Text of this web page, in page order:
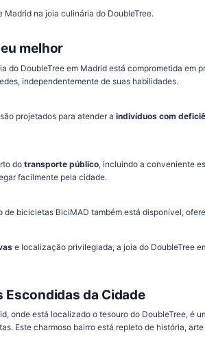
Madrid na joia culinária do DoubleTree.
melhor
do DoubleTree em Madrid está comprometida em
independentemente de suas habilidades.
projetados para atender a indivíduos com
dotransporte público, incluindo a conveniente
facilmente pela cidade.
de bicicletas BiciMAD também está disponível,
e localização privilegiada, a joia do DoubleTree
Escondidas da Cidade
onde está localizado o tesouro do DoubleTree, é
Este charmoso bairro está repleto de história,